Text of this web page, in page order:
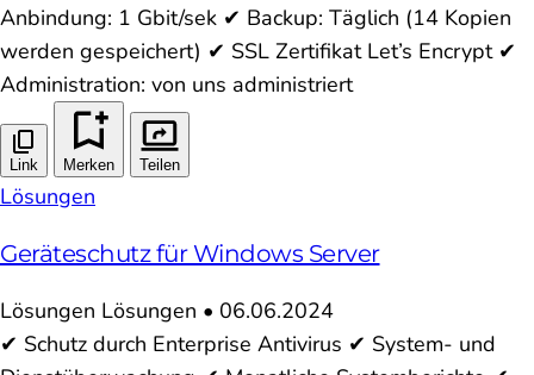
Anbindung: 1 Gbit/sek ✔ Backup: Täglich (14 Kopien
werden gespeichert) ✔ SSL Zertifikat Let’s Encrypt ✔
Administration: von uns administriert
Link Merken Teilen
Lösungen
Geräteschutz für Windows Server
Lösungen Lösungen • 06.06.2024
✔ Schutz durch Enterprise Antivirus ✔ System- und